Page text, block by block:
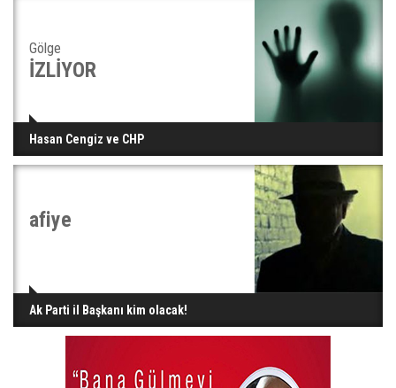
Gölge
İZLİYOR
Hasan Cengiz ve CHP
afiye
Ak Parti il Başkanı kim olacak!